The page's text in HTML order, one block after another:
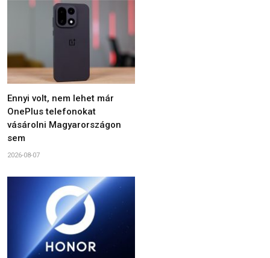
Ennyi volt, nem lehet már
OnePlus telefonokat
vásárolni Magyarországon
sem
2026-08-07